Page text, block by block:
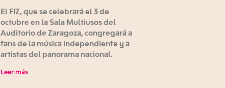
El FIZ, que se celebrará el 3 de
octubre en la Sala Multiusos del
Auditorio de Zaragoza, congregará a
fans de la música independiente y a
artistas del panorama nacional.
Leer más